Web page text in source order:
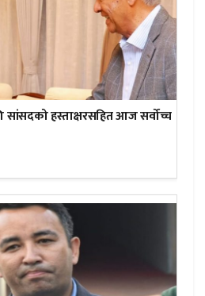
सांसदको हस्ताक्षरसहित आज सर्वोच्च